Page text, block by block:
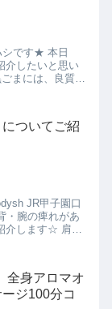
シです★ 本日
介したいと思い
まには、良質な
についてご紹
JR甲子園口
・腕の痺れがあ
介します☆ 肩を
全身アロマオ
ジ100分コ